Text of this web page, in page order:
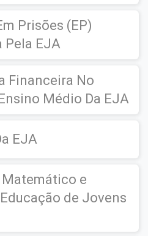
Prisões (EP)
Pela EJA
Financeira No
Médio Da EJA
EJA
Matemático e
de Jovens